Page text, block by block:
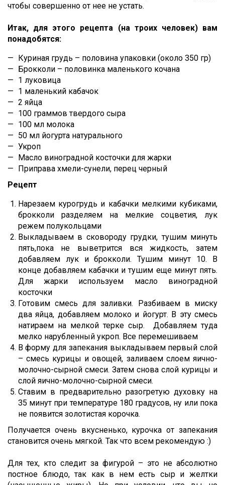
чтобы совершенно от нее не устать.
Итак, для этого рецепта (на троих человек) вам
понадобятся:
Куриная грудь – половина упаковки (около 350 гр)
Брокколи – половинка маленького кочана
1 луковица
1 маленький кабачок
2 яйца
100 граммов твердого сыра
100 мл молока
50 мл йогурта натурального
Укроп
Масло виноградной косточки для жарки
Приправа хмели-сунели, перец черный
Рецепт
Нарезаем курогрудь и кабачки мелкими кубиками,
брокколи разделяем на мелкие соцветия, лук
режем полукольцами
Выкладываем в сковороду грудки, тушим минуть
пять,пока не выветрится вся жидкость, затем
добавляем лук и брокколи. Тушим минут 10. В
конце добавляем кабачки и тушим еще минут пять.
Для жарки используем масло виноградной
косточки
Готовим смесь для заливки. Разбиваем в миску
два яйца, добавляем молоко и йогурт. В эту смесь
натираем на мелкой терке сыр. Добавляем туда
мелко нарубленный укроп. Все перемешиваем
В форму для запекания выкладываем первый слой
– смесь курицы и овощей, заливаем слоем яично-
молочно-сырной смеси. Затем снова слой курицы и
слой яично-молочно-сырной смеси.
Ставим в предварительно разогретую духовку на
35 минут при температуре 180 градусов, ну или пока
не появится золотистая корочка.
Получается очень вкусненько, курочка от запекания
становится очень мягкой. Так что всем рекомендую :)
Для тех, кто следит за фигурой – это не абсолютно
постное блюдо, так как в нем есть сыр и желтки